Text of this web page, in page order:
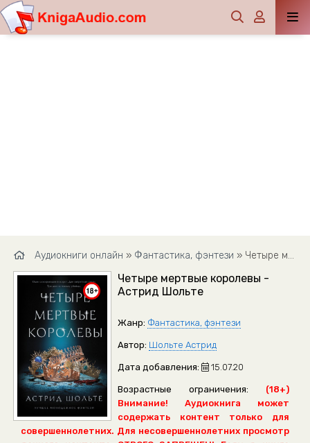
Аудиокниги онлайн » Фантастика, фэнтези » Четыре мертвые королевы - Астрид Шольте
Четыре мертвые королевы -
Астрид Шольте
Жанр: Фантастика, фэнтези
Автор: Шольте Астрид
Дата добавления: 15.07.20
Возрастные ограничения:
(18+)
Внимание! Аудиокнига может
содержать контент только для
совершеннолетних. Для несовершеннолетних просмотр